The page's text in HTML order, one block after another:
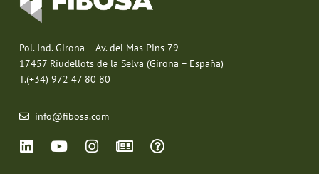
Pol. Ind. Girona – Av. del Mas Pins 79
17457 Riudellots de la Selva (Girona – España)
T.(+34) 972 47 80 80
info@fibosa.com